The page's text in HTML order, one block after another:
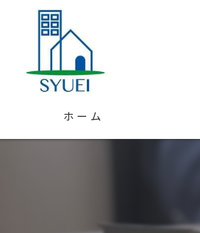
ホーム